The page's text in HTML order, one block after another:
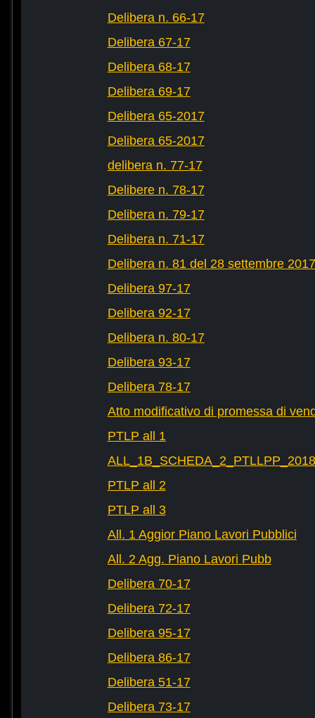
Delibera n. 66-17
Delibera 67-17
Delibera 68-17
Delibera 69-17
Delibera 65-2017
Delibera 65-2017
delibera n. 77-17
Delibere n. 78-17
Delibera n. 79-17
Delibera n. 71-17
Delibera n. 81 del 28 settembre 2017
Delibera 97-17
Delibera 92-17
Delibera n. 80-17
Delibera 93-17
Delibera 78-17
Atto modificativo di promessa di
PTLP all 1
PTLP all 2
PTLP all 3
All. 1 Aggior Piano Lavori Pubblici
All. 2 Agg. Piano Lavori Pubb
Delibera 70-17
Delibera 72-17
Delibera 95-17
Delibera 86-17
Delibera 51-17
Delibera 73-17